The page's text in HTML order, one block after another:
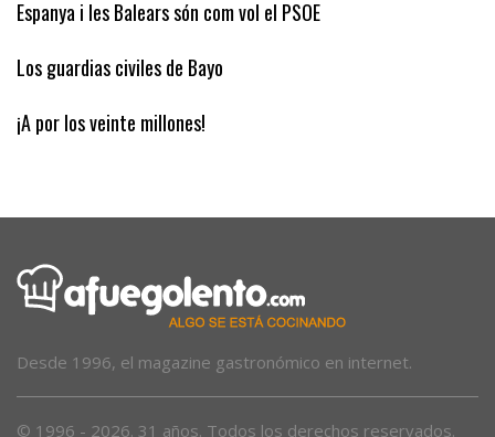
Espanya i les Balears són com vol el PSOE
Los guardias civiles de Bayo